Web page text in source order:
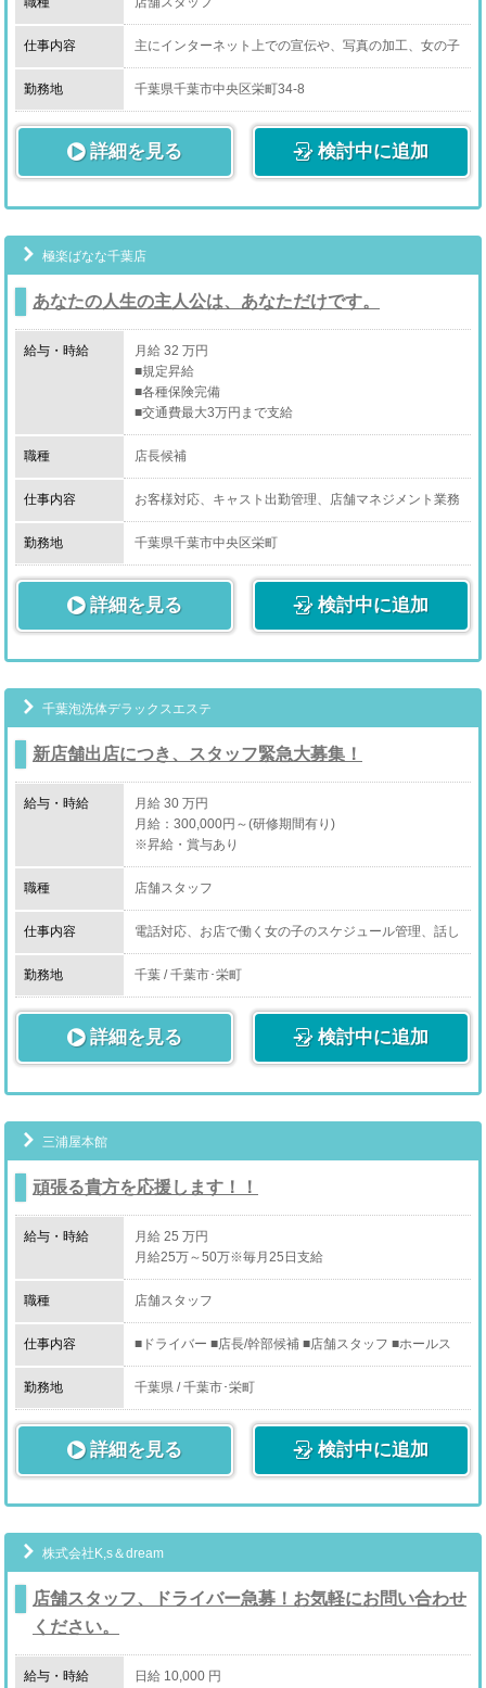
お客様ご指定の場所に送迎するお仕事です。
※業務委託契約となります。
※お客様と接することはありません。
仕事内容
主にインターネット上での宣伝や、写真の加工、女の子
の情報登録などPCを使ったお仕事になります。
その他にもお客様との電話対応や配車業務などから、掃
除・備品の管理といった雑務までお仕事は多岐に渡りま
す。
どんな状況にでも対応できる、総合的なスキルを高めて
勤務地 千葉県千葉市中央区栄町34-8
詳細を見る 検討中に追加
極楽ばなな千葉店
あなたの人生の主人公は、あなただけです。
給与・時給
月給 32 万円
■規定昇給
■各種保険完備
■交通費最大3万円まで支給
職種 店長候補
仕事内容
お客様対応、キャスト出勤管理、店舗マネジメント業務
全般に幅広く携わっていただきます。
実力次第で新たなブランドや新規事業の発案、運営、な
環境があります。
ッフ教育、求職者の面接および採用業務、競合店調査、
勤務地 千葉県千葉市中央区栄町
詳細を見る 検討中に追加
千葉泡洗体デラックスエステ
新店舗出店につき、スタッフ緊急大募集！
給与・時給
月給 30 万円
月給：300,000円～(研修期間有り)
※昇給・賞与あり
職種 店舗スタッフ
仕事内容
電話対応、お店で働く女の子のスケジュール管理、話し
相手、PC事務など
※未経験でも1ヶ月程度で一通りの業務はこなせるよう
になります。
勤務地 千葉 / 千葉市･栄町
詳細を見る 検討中に追加
三浦屋本館
頑張る貴方を応援します！！
給与・時給
月給 25 万円
月給25万～50万※毎月25日支給
職種 店舗スタッフ
仕事内容
■ドライバー ■店長/幹部候補 ■店舗スタッフ ■ホールス
タッフ
勤務地
千葉県 / 千葉市･栄町
詳細を見る 検討中に追加
株式会社K,s＆dream
店舗スタッフ、ドライバー急募！お気軽にお問い合わせ
ください。
給与・時給
日給 10,000 円